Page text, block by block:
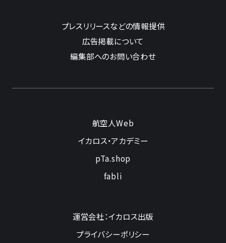
プレスリリースなどの情報提供
広告掲載について
編集部へのお問い合わせ
航空人Web
イカロス・アカデミー
pTa.shop
fabli
運営会社：イカロス出版
プライバシーポリシー